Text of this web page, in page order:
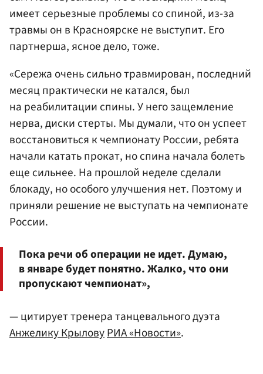
имеет серьезные проблемы со спиной, из-за
травмы он в Красноярске не выступит. Его
партнерша, ясное дело, тоже.
«Сережа очень сильно травмирован, последний
месяц практически не катался, был
на реабилитации спины. У него защемление
нерва, диски стерты. Мы думали, что он успеет
восстановиться к чемпионату России, ребята
начали катать прокат, но спина начала болеть
еще сильнее. На прошлой неделе сделали
блокаду, но особого улучшения нет. Поэтому и
приняли решение не выступать на чемпионате
России.
Пока речи об операции не идет. Думаю,
в январе будет понятно. Жалко, что они
пропускают чемпионат»,
— цитирует тренера танцевального дуэта
Анжелику КрыловуРИА «Новости».